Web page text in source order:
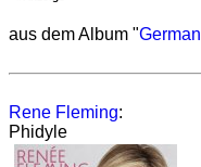
aus dem Album "
Rene Fleming:
Phidyle